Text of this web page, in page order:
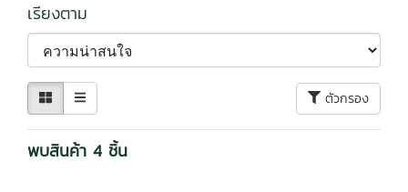
เรียงตาม
ตัวกรอง
พบสินค้า 4 ชิ้น